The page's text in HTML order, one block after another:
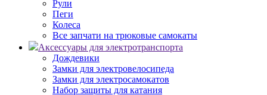
Рули
Пеги
Колеса
Все запчати на трюковые самокаты
Аксессуары для электротранспорта
Дождевики
Замки для электровелосипеда
Замки для электросамокатов
Набор защиты для катания